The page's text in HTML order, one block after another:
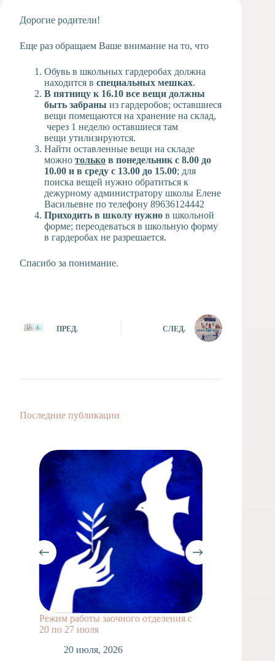
студия
Музыкальное
отделение
Психологическая
Служба
Тьюторская
служба
Дорогие родители!
Еще раз обращаем Ваше внимание на то, что
Обувь в школьных гардеробах должна
находится в специальных мешках.
В пятницу к 16.10 все вещи должны
быть забраны из гардеробов; оставшиеся
вещи помещаются на хранение на склад,
через 1 неделю оставшиеся там
вещи утилизируются.
Найти оставленные вещи на складе
можно только в понедельник с 8.00 до
10.00 и в среду с 13.00 до 15.00; для
поиска вещей нужно обратиться к
дежурному администратору школы Елене
Васильевне по телефону 89636124442
Приходить в школу нужно в школьной
форме; переодеваться в школьную форму
в гардеробах не разрешается.
Спасибо за понимание.
ПРЕД. СЛЕД.
Последние публикации
Режим работы заочного отделения с
20 по 27 июля
20 июля, 2026